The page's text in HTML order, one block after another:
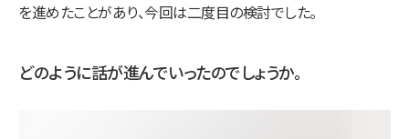
を進めたことがあり、今回は二度目の検討でした。
どのように話が進んでいったのでしょうか。